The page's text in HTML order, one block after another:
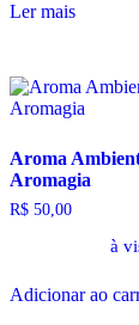
Ler mais
Aroma
Aromagia
R$ 50,00
à
Adicionar ao